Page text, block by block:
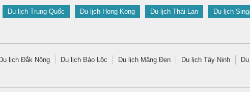
Du lịch Trung Quốc Du lịch Hong Kong Du lịch Thái Lan Du lịch
Du lịch Đắk Nông Du lịch Bảo Lộc Du lịch Măng Đen Du lịch Tây Ninh